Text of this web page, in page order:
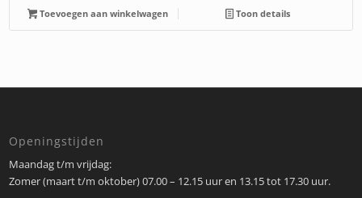
Toevoegen aan winkelwagen Toon details
Openingstijden
Maandag t/m vrijdag:
Zomer (maart t/m oktober) 07.00 – 12.15 uur en 13.15 tot 17.30 uur.